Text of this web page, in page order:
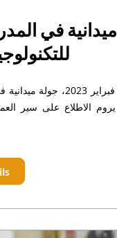
سليمان يجري جولة
أجرى رئيس جامعة السلطان مولاي سليمان الأستاذ الدكتور المصطفى
يروم الاطلاع على سير